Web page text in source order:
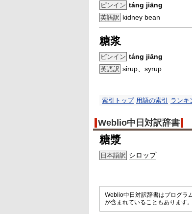
ピンイン táng jiāng
英語訳 kidney bean
糖浆
ピンイン táng jiāng
英語訳 sirup、syrup
索引トップ 用語の索引 ランキ
Weblio中日対訳辞書
糖漿
日本語訳 シロップ
Weblio中日対訳辞書はプログラ
が含まれていることもあります